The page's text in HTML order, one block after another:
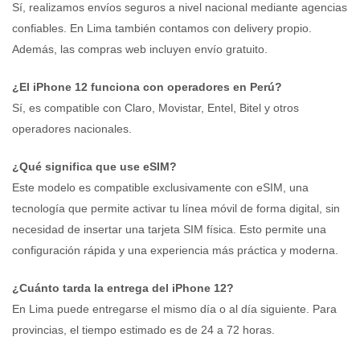
Sí, realizamos envíos seguros a nivel nacional mediante agencias
confiables. En Lima también contamos con delivery propio.
Además, las compras web incluyen envío gratuito.
¿El iPhone 12 funciona con operadores en Perú?
Sí, es compatible con Claro, Movistar, Entel, Bitel y otros
operadores nacionales.
¿Qué significa que use eSIM?
Este modelo es compatible exclusivamente con eSIM, una
tecnología que permite activar tu línea móvil de forma digital, sin
necesidad de insertar una tarjeta SIM física. Esto permite una
configuración rápida y una experiencia más práctica y moderna.
¿Cuánto tarda la entrega del iPhone 12?
En Lima puede entregarse el mismo día o al día siguiente. Para
provincias, el tiempo estimado es de 24 a 72 horas.